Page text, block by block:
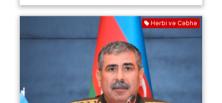
Hərbi və Cəbhə